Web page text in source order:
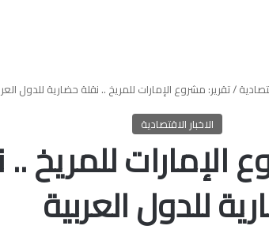
/تقرير: مشروع الإمارات للمريخ .. نقلة حضارية للدول
الاخبار الاقتصادية
الإمارات للمريخ ..
للدول العربية